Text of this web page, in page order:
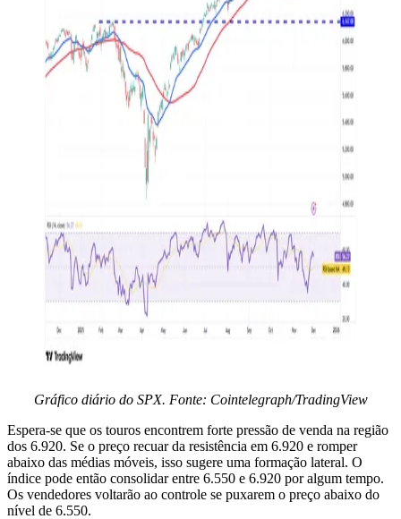
Gráfico diário do SPX. Fonte: Cointelegraph/TradingView
Espera-se que os touros encontrem forte pressão de venda na região
dos 6.920. Se o preço recuar da resistência em 6.920 e romper
abaixo das médias móveis, isso sugere uma formação lateral. O
índice pode então consolidar entre 6.550 e 6.920 por algum tempo.
Os vendedores voltarão ao controle se puxarem o preço abaixo do
nível de 6.550.